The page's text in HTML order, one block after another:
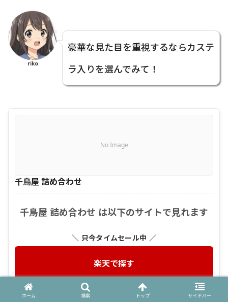
riko
豪華な見た目を重視するならカステ
ラ入りを選んでみて！
No Image
千鳥屋 詰め合わせ
千鳥屋 詰め合わせ は以下のサイトで見れます
＼ 只今タイムセール中 ／
楽天で探す
＼ セール・割引をチェック ／
ホーム 検索 トップ サイドバー